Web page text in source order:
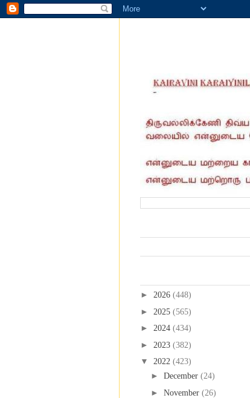
► 2026 (448)
► 2025 (565)
► 2024 (434)
► 2023 (382)
▼ 2022 (423)
► December (24)
► November (26)